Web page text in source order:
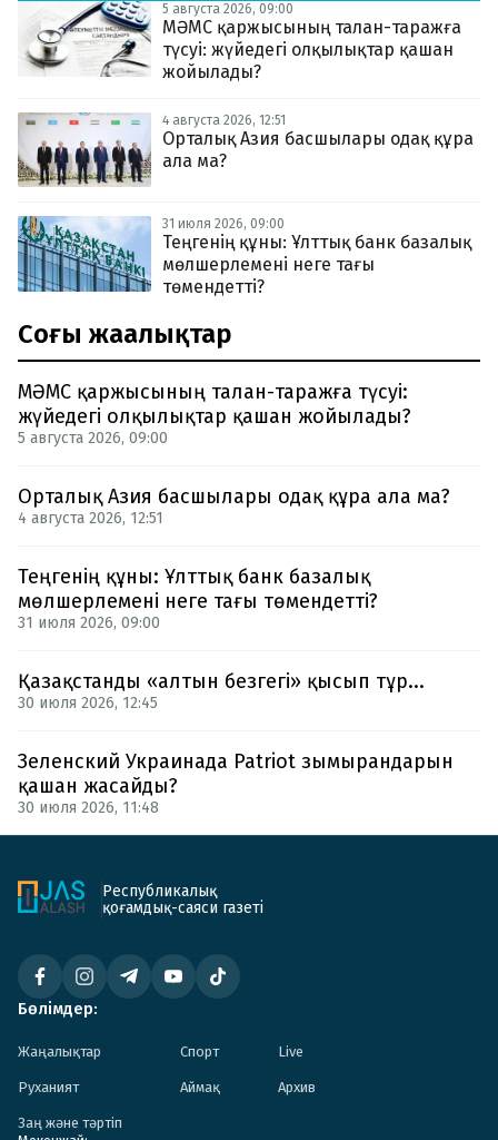
5 августа 2026, 09:00
МӘМС қаржысының талан-таражға
түсуі: жүйедегі олқылықтар қашан
жойылады?
4 августа 2026, 12:51
Орталық Азия басшылары одақ құра
ала ма?
31 июля 2026, 09:00
Теңгенің құны: Ұлттық банк базалық
мөлшерлемені неге тағы
төмендетті?
Соңғы жаңалықтар
МӘМС қаржысының талан-таражға түсуі:
жүйедегі олқылықтар қашан жойылады?
5 августа 2026, 09:00
Орталық Азия басшылары одақ құра ала ма?
4 августа 2026, 12:51
Теңгенің құны: Ұлттық банк базалық
мөлшерлемені неге тағы төмендетті?
31 июля 2026, 09:00
Қазақстанды «алтын безгегі» қысып тұр...
30 июля 2026, 12:45
Зеленский Украинада Patriot зымырандарын
қашан жасайды?
30 июля 2026, 11:48
Республикалық
қоғамдық-саяси газеті
Бөлімдер:
Жаңалықтар Спорт Live
Руханият Аймақ Архив
Заң және тәртіп